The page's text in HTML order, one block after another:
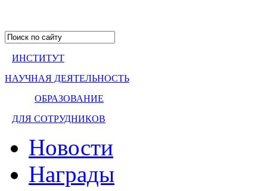
ИНСТИТУТ
НАУЧНАЯ ДЕЯТЕЛЬНОСТЬ
ОБРАЗОВАНИЕ
ДЛЯ СОТРУДНИКОВ
Новости
Награды